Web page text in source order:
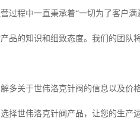
过程中一直秉承着“一切为了客户
品的知识和细致态度。我们的团
多关于世伟洛克针阀的信息以及价
择世伟洛克针阀产品，让您的生产